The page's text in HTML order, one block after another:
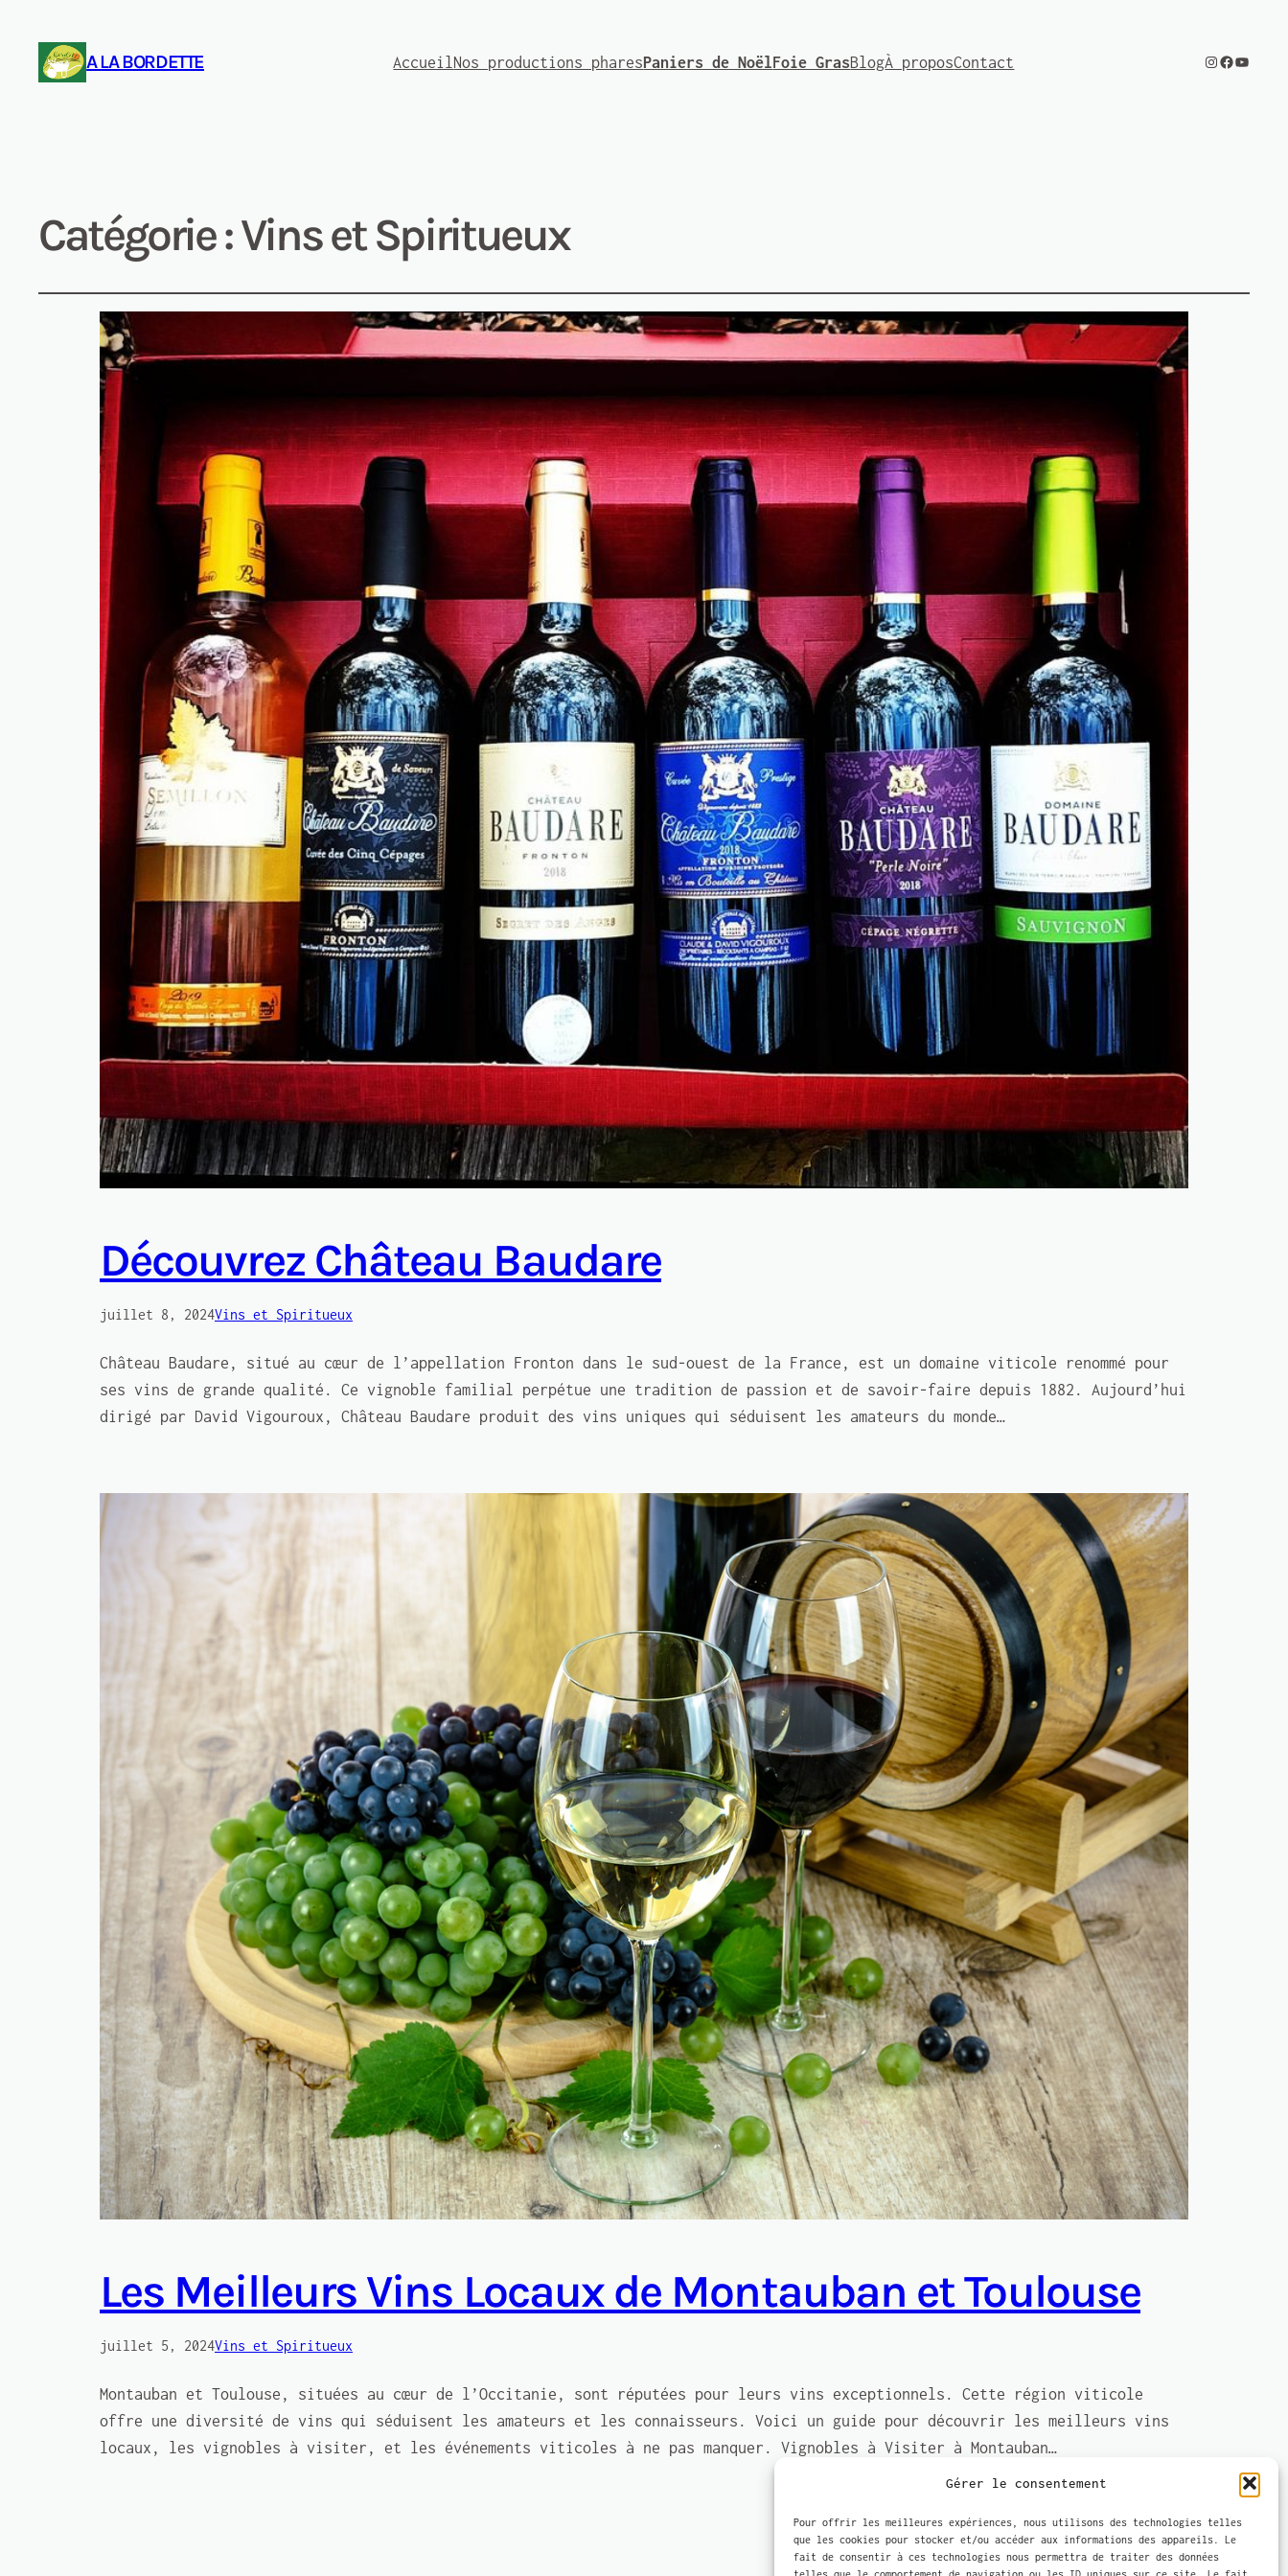
Gérer le consentement
Pour offrir les meilleures expériences, nous utilisons des technologies telles
que les cookies pour stocker et/ou accéder aux informations des appareils. Le
fait de consentir à ces technologies nous permettra de traiter des données
A LA BORDETTE Accueil Nos productions pharesPaniers de NoëlFoie GrasBlogÀ proposContact Instagram
Facebook
YouTube
Catégorie :Vins et Spiritueux
Découvrez Château Baudare
juillet 8, 2024Vins et Spiritueux
Château Baudare, situé au cœur de l’appellation Fronton dans le sud-ouest de la France, est un domaine viticole renommé pour
ses vins de grande qualité. Ce vignoble familial perpétue une tradition de passion et de savoir-faire depuis 1882. Aujourd’hui
dirigé par David Vigouroux, Château Baudare produit des vins uniques qui séduisent les amateurs du monde…
Les Meilleurs Vins Locaux de Montauban et Toulouse
juillet 5, 2024Vins et Spiritueux
Montauban et Toulouse, situées au cœur de l’Occitanie, sont réputées pour leurs vins exceptionnels. Cette région viticole
offre une diversité de vins qui séduisent les amateurs et les connaisseurs. Voici un guide pour découvrir les meilleurs vins
locaux, les vignobles à visiter, et les événements viticoles à ne pas manquer. Vignobles à Visiter à Montauban…